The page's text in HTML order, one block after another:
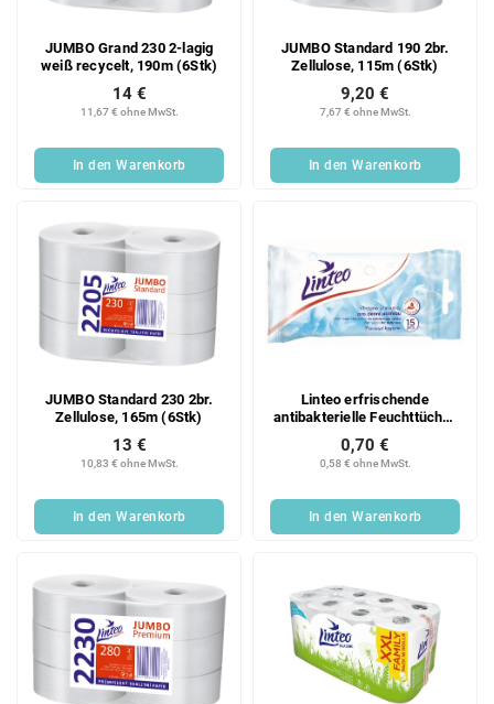
JUMBO Grand 230 2-lagig
weiß recycelt, 190m (6Stk)
11,67 € ohne MwSt.
14 €
In den Warenkorb
JUMBO Standard 190 2br.
Zellulose, 115m (6Stk)
7,67 € ohne MwSt.
9,20 €
In den Warenkorb
JUMBO Standard 230 2br.
Zellulose, 165m (6Stk)
10,83 € ohne MwSt.
13 €
In den Warenkorb
Linteo erfrischende
antibakterielle Feuchttücher
15 Stk.
0,58 € ohne MwSt.
0,70 €
In den Warenkorb